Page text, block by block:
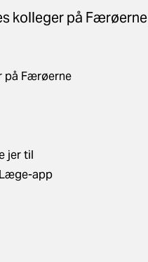
kolleger på Færøerne
på Færøerne
jer til
app